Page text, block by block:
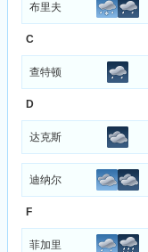
布里夫
C
查特顿
D
达克斯
迪纳尔
F
菲加里